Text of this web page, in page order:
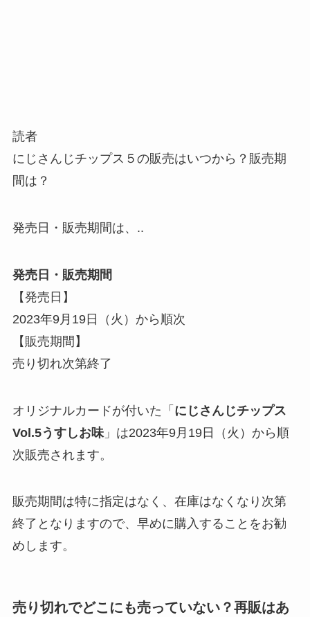
読者
にじさんじチップス５の販売はいつから？販売期
間は？
発売日・販売期間は、..
発売日・販売期間
【発売日】
2023年9月19日（火）から順次
【販売期間】
売り切れ次第終了
オリジナルカードが付いた「 にじさんじチップス
Vol.5うすしお味」は2023年9月19日（火）から順
次販売されます。
販売期間は特に指定はなく、在庫はなくなり次第
終了となりますので、早めに購入することをお勧
めします。
売り切れでどこにも売っていない？再販はあ